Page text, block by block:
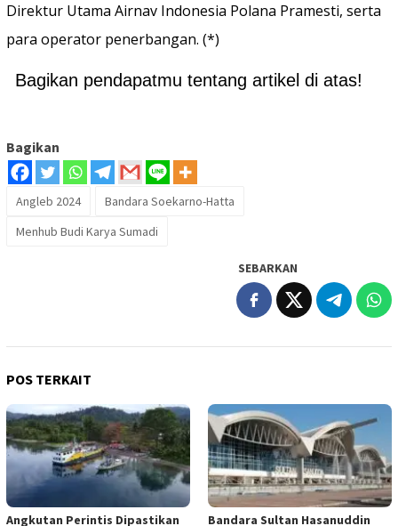
Direktur Utama Airnav Indonesia Polana Pramesti, serta
para operator penerbangan. (*)
Bagikan pendapatmu tentang artikel di atas!
Bagikan
Angleb 2024
Bandara Soekarno-Hatta
Menhub Budi Karya Sumadi
SEBARKAN
POS TERKAIT
Angkutan Perintis Dipastikan
Bandara Sultan Hasanuddin